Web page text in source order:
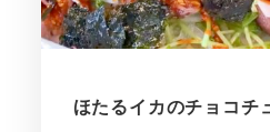
ほたるイカのチョコチ